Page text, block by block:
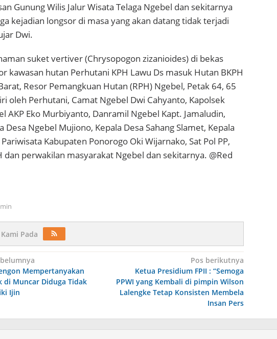
Gunung Wilis Jalur Wisata Telaga Ngebel dan sekitarnya
kejadian longsor di masa yang akan datang tidak terjadi
Dwi.
suket vertiver (Chrysopogon zizanioides) di bekas
kawasan hutan Perhutani KPH Lawu Ds masuk Hutan BKPH
Resor Pemangkuan Hutan (RPH) Ngebel, Petak 64, 65
oleh Perhutani, Camat Ngebel Dwi Cahyanto, Kapolsek
AKP Eko Murbiyanto, Danramil Ngebel Kapt. Jamaludin,
Desa Ngebel Mujiono, Kepala Desa Sahang Slamet, Kepala
Kabupaten Ponorogo Oki Wijarnako, Sat Pol PP,
dan perwakilan masyarakat Ngebel dan sekitarnya. @Red
Pada
Mempertanyakan
di Muncar Diduga Tidak
Ijin
Pos berikutnya
Ketua Presidium FPII : “Semoga
PPWI yang Kembali di pimpin Wilson
Lalengke Tetap Konsisten Membela
Insan Pers